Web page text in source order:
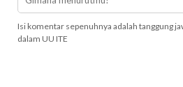
Isi komentar sepenuhnya adalah tanggung
dalam UU ITE